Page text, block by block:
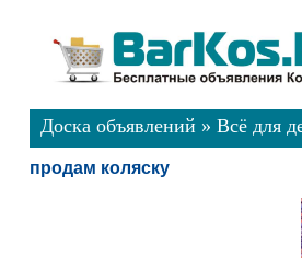
Доска объявлений » Всё для
продам коляску